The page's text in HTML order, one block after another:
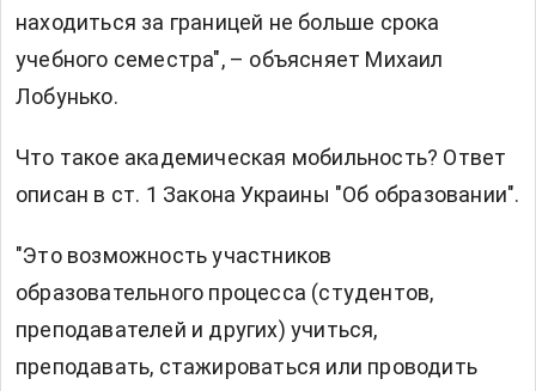
находиться за границей не больше срока
учебного семестра", – объясняет Михаил
Лобунько.
Что такое академическая мобильность? Ответ
описан в ст. 1 Закона Украины "Об образовании".
"Это возможность участников
образовательного процесса (студентов,
преподавателей и других) учиться,
преподавать, стажироваться или проводить